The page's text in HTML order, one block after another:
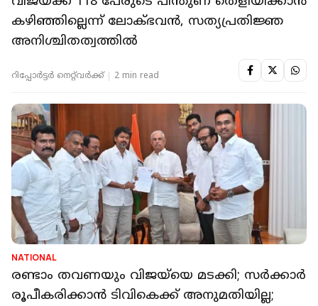
കഴിഞ്ഞില്ലെന്ന് ലോക്ഭവൻ, സത്യപ്രതിജ്ഞ
അനിശ്ചിതത്വത്തിൽ
റിപ്പോർട്ടർ നെറ്റ്‌വര്‍ക്ക്‌ 2 min read
NATIONAL
രണ്ടാം തവണയും വിജയ്‌യെ മടക്കി; സർക്കാർ
രൂപീകരിക്കാൻ ടിവികെക്ക് അനുമതിയില്ല;